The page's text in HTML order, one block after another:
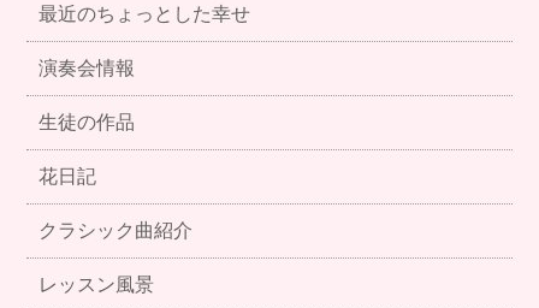
最近のちょっとした幸せ
演奏会情報
生徒の作品
花日記
クラシック曲紹介
レッスン風景